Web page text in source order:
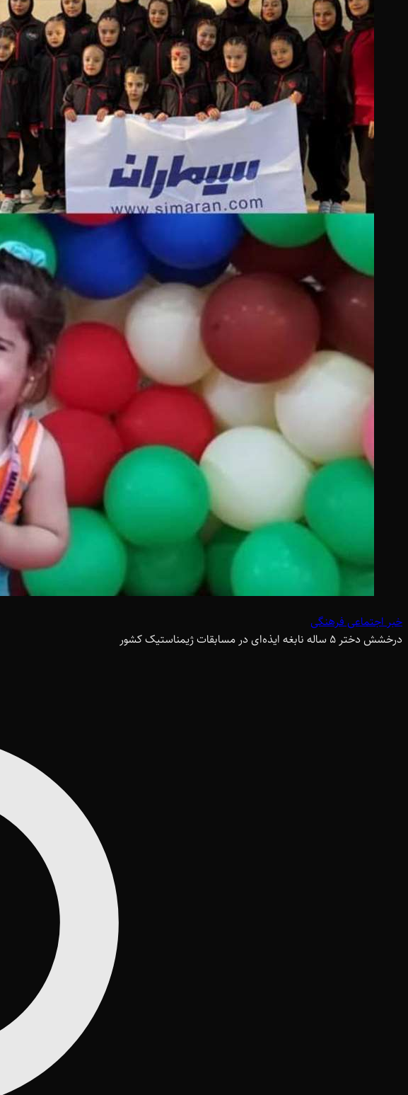
خبر اجتماعی فرهنگی
درخشش دختر ۵ ساله نابغه ایذه‌ای در مسابقات ژیمناستیک کشور